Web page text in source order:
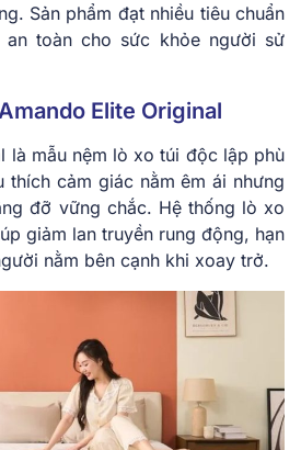
Sản phẩm đạt nhiều tiêu chuẩn
toàn cho sức khỏe người sử
Elite Original
là mẫu nệm lò xo túi độc lập phù
thích cảm giác nằm êm ái nhưng
đỡ vững chắc. Hệ thống lò xo
giảm lan truyền rung động, hạn
nằm bên cạnh khi xoay trở.